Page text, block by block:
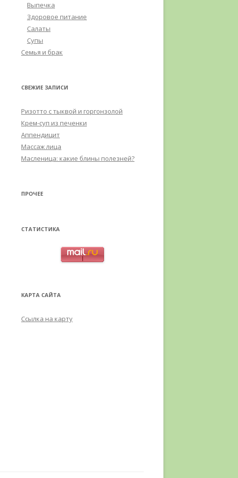
Выпечка
Здоровое питание
Салаты
Супы
Семья и брак
СВЕЖИЕ ЗАПИСИ
Ризотто с тыквой и горгонзолой
Крем-суп из печенки
Аппендицит
Массаж лица
Масленица: какие блины полезней?
ПРОЧЕЕ
СТАТИСТИКА
КАРТА САЙТА
Ссылка на карту